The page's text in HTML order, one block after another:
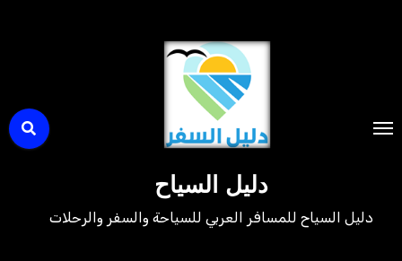
دليل السياح
دليل السياح للمسافر العربي للسياحة والسفر والرحلات